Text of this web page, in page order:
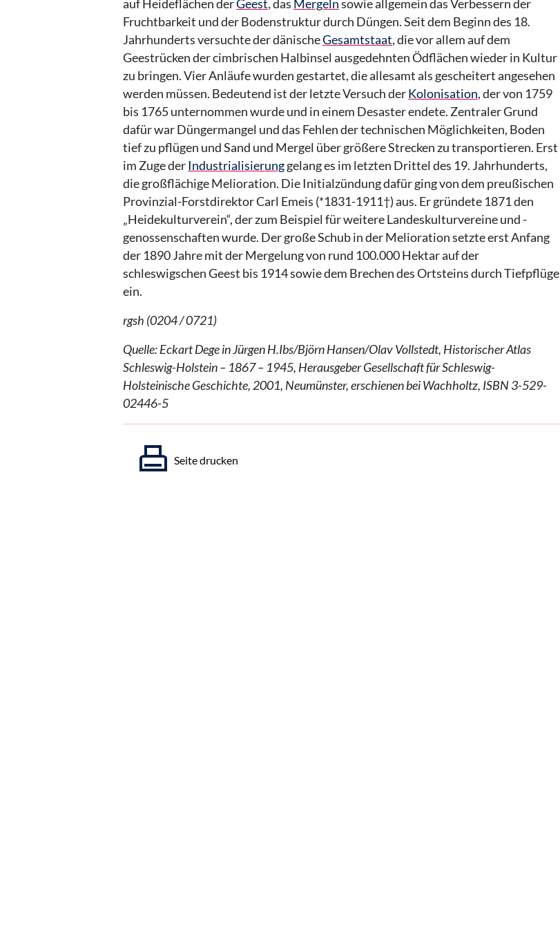
auf Heideflächen derGeest, das Mergelnsowie allgemein das Verbessern der
Fruchtbarkeit und der Bodenstruktur durch Düngen. Seit dem Beginn des 18.
Jahrhunderts versuchte der dänischeGesamtstaat, die vor allem auf dem
Geestrücken der cimbrischen Halbinsel ausgedehnten Ödflächen wieder in Kultur
zu bringen. Vier Anläufe wurden gestartet, die allesamt als gescheitert angesehen
werden müssen. Bedeutend ist der letzte Versuch derKolonisation, der von 1759
bis 1765 unternommen wurde und in einem Desaster endete. Zentraler Grund
dafür war Düngermangel und das Fehlen der technischen Möglichkeiten, Boden
tief zu pflügen und Sand und Mergel über größere Strecken zu transportieren. Erst
im Zuge derIndustrialisierunggelang es im letzten Drittel des 19. Jahrhunderts,
die großflächige Melioration. Die Initialzündung dafür ging von dem preußischen
Provinzial-Forstdirektor Carl Emeis (*1831-1911†) aus. Er gründete 1871 den
„Heidekulturverein“, der zum Beispiel für weitere Landeskulturvereine und -
genossenschaften wurde. Der große Schub in der Melioration setzte erst Anfang
der 1890 Jahre mit der Mergelung von rund 100.000 Hektar auf der
schleswigschen Geest bis 1914 sowie dem Brechen des Ortsteins durch Tiefpflüge
ein.
rgsh (0204 / 0721)
Quelle: Eckart Dege in Jürgen H.Ibs/Björn Hansen/Olav Vollstedt, Historischer Atlas
Schleswig-Holstein – 1867 – 1945, Herausgeber Gesellschaft für Schleswig-
Holsteinische Geschichte, 2001, Neumünster, erschienen bei Wachholtz, ISBN 3-529-
02446-5
Seite drucken